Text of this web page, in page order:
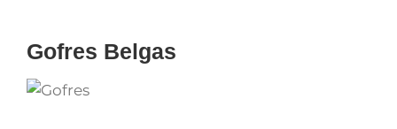
Gofres Belgas